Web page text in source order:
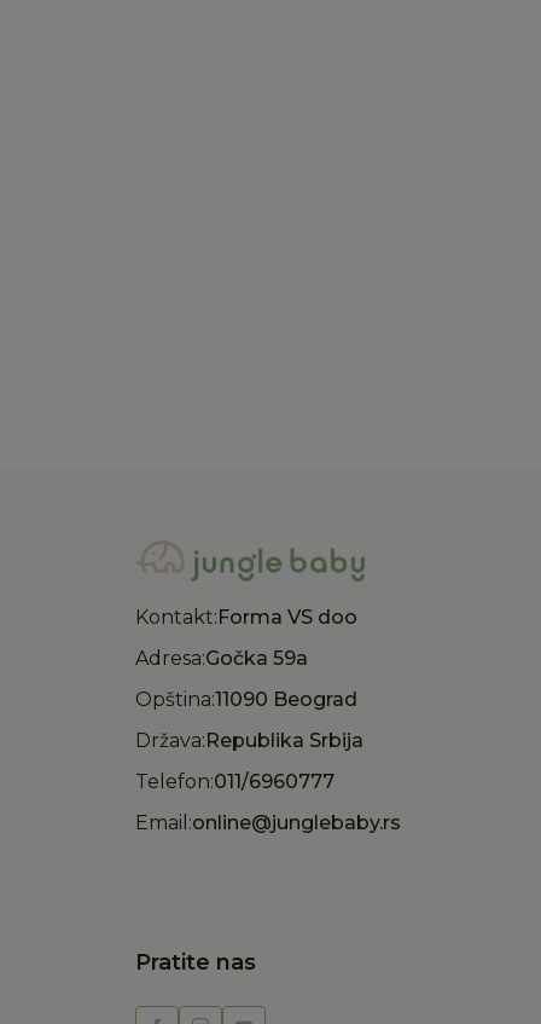
Kontakt: Forma VS doo
Adresa:Gočka 59a
Opština:11090 Beograd
Država: Republika Srbija
Telefon:011/6960777
Email:online@junglebaby.rs
Pratite nas